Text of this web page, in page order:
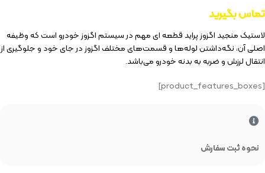
تماس بگیرید
لاستیک منجید اگزوز پراید قطعه ای مهم در سیستم اگزوز خودرو است که وظیفه
اصلی آن، نگه‌داشتن لوله‌ها و قسمت‌های مختلف اگزوز در جای خود و جلوگیری از
انتقال لرزش و ضربه به بدنه خودرو می‌باشد.
[product_features_boxes]
نحوه ثبت سفارش